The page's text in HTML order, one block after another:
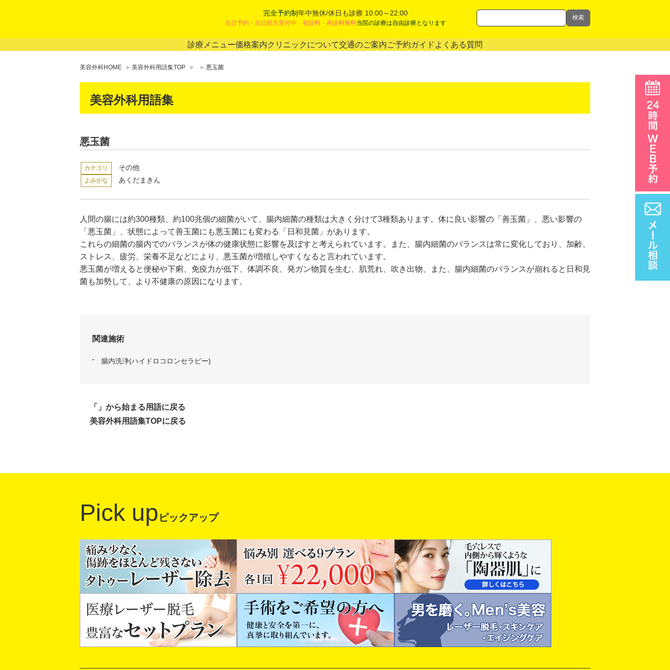
完全予約制年中無休/休日も診療 10:00～22:00
当日予約・当日処方受付中 初診料・再診料無料当院の診療は自由診療となります
検索
診療メニュー価格案内クリニックについて交通のご案内ご予約ガイド よくある質問
美容外科HOME 美容外科用語集TOP 悪玉菌
美容外科用語集
悪玉菌
カテゴリ その他
よみがな あくだまきん
人間の腸には約300種類、約100兆個の細菌がいて、腸内細菌の種類は大きく分けて3種類あります。体に良い影響の「善玉菌」、悪い影響の
「悪玉菌」、状態によって善玉菌にも悪玉菌にも変わる「日和見菌」があります。
これらの細菌の腸内でのバランスが体の健康状態に影響を及ぼすと考えられています。また、腸内細菌のバランスは常に変化しており、加齢、
ストレス、疲労、栄養不足などにより、悪玉菌が増殖しやすくなると言われています。
悪玉菌が増えると便秘や下痢、免疫力が低下、体調不良、発ガン物質を生む、肌荒れ、吹き出物、また、腸内細菌のバランスが崩れると日和見
菌も加勢して、より不健康の原因になります。
関連施術
腸内洗浄(ハイドロコロンセラピー)
「」から始まる用語に戻る
美容外科用語集TOPに戻る
Pick up ピックアップ